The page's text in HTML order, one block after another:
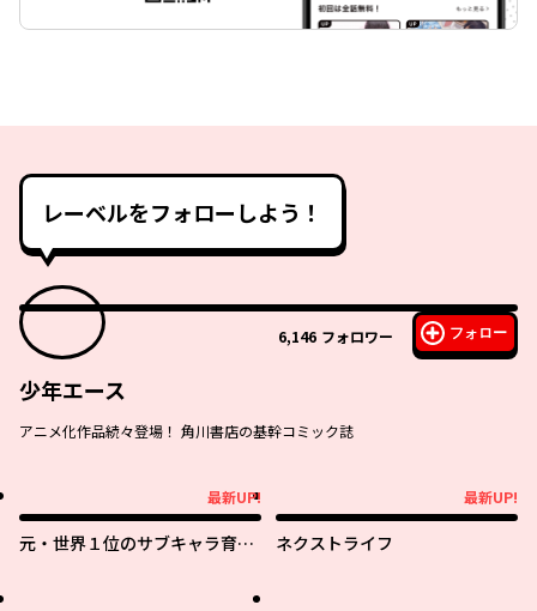
レーベルをフォローしよう！
6,146 フォロワー フォロー
少年エース
アニメ化作品続々登場！ 角川書店の基幹コミック誌
最新UP!
元・世界１位のサブキャラ育成
最新UP!
ネクストライフ